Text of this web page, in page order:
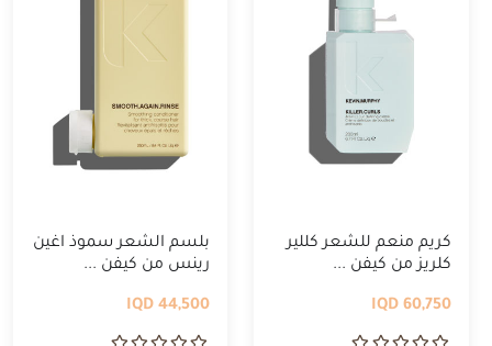
كريم منعم للشعر كللير
كلريز من كيفن ...
60,750 IQD
بلسم الشعر سموذ اغين
رينس من كيفن ...
44,500 IQD